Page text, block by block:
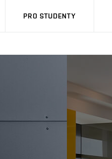
PRO STUDENTY